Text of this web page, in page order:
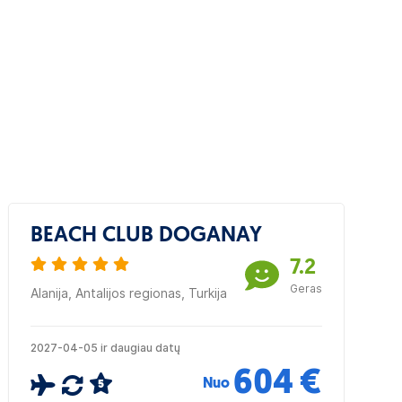
BEACH CLUB DOGANAY
Alanija, Antalijos regionas, Turkija
7.2
Geras
2027-04-05 ir daugiau datų
5 Nuo 604 €